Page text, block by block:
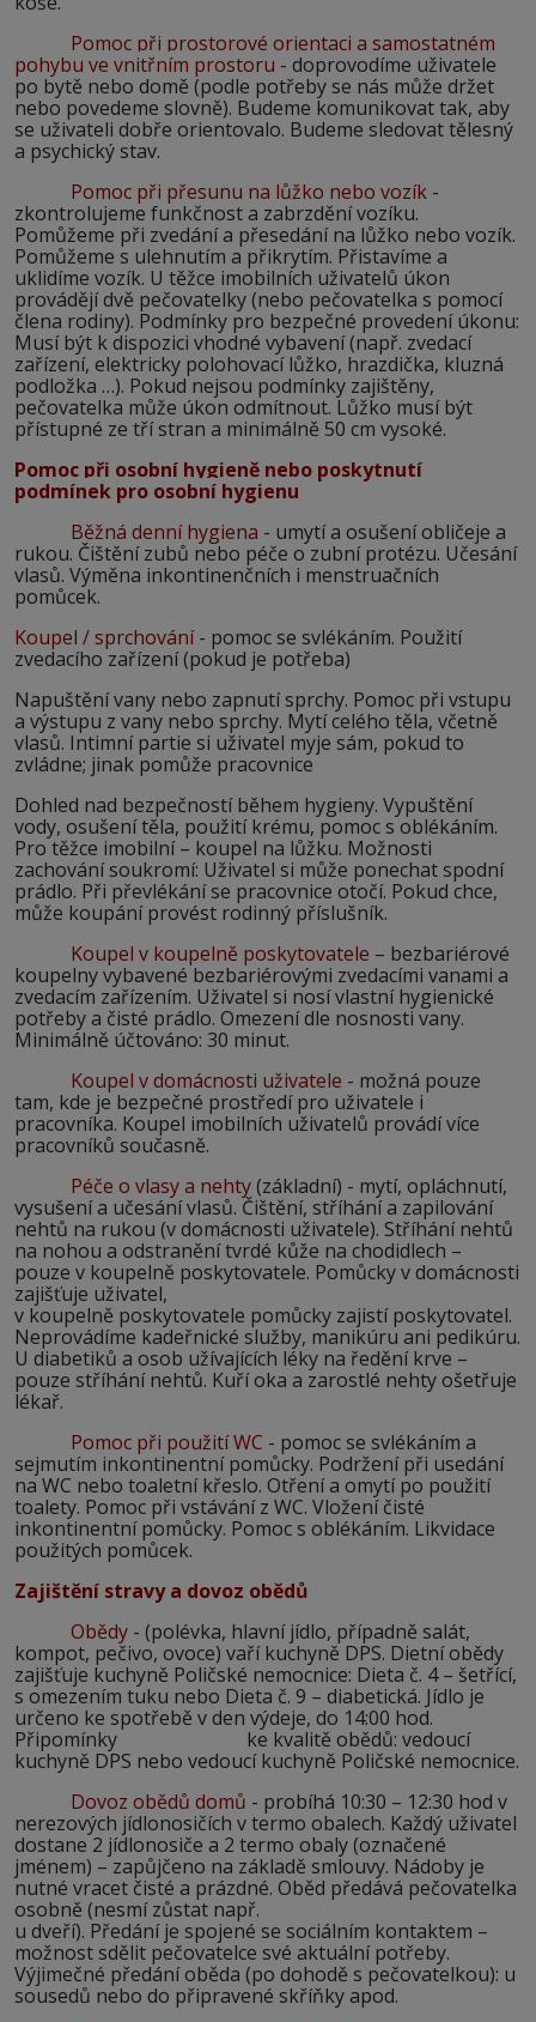
Pomoc při prostorové orientaci a samostatném
pohybu ve vnitřním prostoru - doprovodíme uživatele
po bytě nebo domě (podle potřeby se nás může držet
nebo povedeme slovně). Budeme komunikovat tak, aby
se uživateli dobře orientovalo. Budeme sledovat tělesný
a psychický stav.
Pomoc při přesunu na lůžko nebo vozík -
zkontrolujeme funkčnost a zabrzdění vozíku.
Pomůžeme při zvedání a přesedání na lůžko nebo vozík.
Pomůžeme s ulehnutím a přikrytím. Přistavíme a
uklidíme vozík. U těžce imobilních uživatelů úkon
provádějí dvě pečovatelky (nebo pečovatelka s pomocí
člena rodiny). Podmínky pro bezpečné provedení úkonu:
Musí být k dispozici vhodné vybavení (např. zvedací
zařízení, elektricky polohovací lůžko, hrazdička, kluzná
podložka …). Pokud nejsou podmínky zajištěny,
pečovatelka může úkon odmítnout. Lůžko musí být
přístupné ze tří stran a minimálně 50 cm vysoké.
Pomoc při osobní hygieně nebo poskytnutí
podmínek pro osobní hygienu
Běžná denní hygiena - umytí a osušení obličeje a
rukou. Čištění zubů nebo péče o zubní protézu. Učesání
vlasů. Výměna inkontinenčních i menstruačních
pomůcek.
Koupel / sprchování- pomoc se svlékáním. Použití
zvedacího zařízení (pokud je potřeba)
Napuštění vany nebo zapnutí sprchy. Pomoc při vstupu
a výstupu z vany nebo sprchy. Mytí celého těla, včetně
vlasů. Intimní partie si uživatel myje sám, pokud to
zvládne; jinak pomůže pracovnice
Dohled nad bezpečností během hygieny. Vypuštění
vody, osušení těla, použití krému, pomoc s oblékáním.
Pro těžce imobilní – koupel na lůžku. Možnosti
zachování soukromí: Uživatel si může ponechat spodní
prádlo. Při převlékání se pracovnice otočí. Pokud chce,
může koupání provést rodinný příslušník.
Koupel v koupelně poskytovatele – bezbariérové
koupelny vybavené bezbariérovými zvedacími vanami a
zvedacím zařízením. Uživatel si nosí vlastní hygienické
potřeby a čisté prádlo. Omezení dle nosnosti vany.
Minimálně účtováno: 30 minut.
Koupel v domácnosti uživatele - možná pouze
tam, kde je bezpečné prostředí pro uživatele i
pracovníka. Koupel imobilních uživatelů provádí více
pracovníků současně.
Péče o vlasy a nehty(základní) - mytí, opláchnutí,
vysušení a učesání vlasů. Čištění, stříhání a zapilování
nehtů na rukou (v domácnosti uživatele). Stříhání nehtů
na nohou a odstranění tvrdé kůže na chodidlech –
pouze v koupelně poskytovatele. Pomůcky v domácnosti
zajišťuje uživatel,
v koupelně poskytovatele pomůcky zajistí poskytovatel.
Neprovádíme kadeřnické služby, manikúru ani pedikúru.
U diabetiků a osob užívajících léky na ředění krve –
pouze stříhání nehtů. Kuří oka a zarostlé nehty ošetřuje
lékař.
Pomoc při použití WC - pomoc se svlékáním a
sejmutím inkontinentní pomůcky. Podržení při usedání
na WC nebo toaletní křeslo. Otření a omytí po použití
toalety. Pomoc při vstávání z WC. Vložení čisté
inkontinentní pomůcky. Pomoc s oblékáním. Likvidace
použitých pomůcek.
Zajištění stravy a dovoz obědů
Obědy - (polévka, hlavní jídlo, případně salát,
kompot, pečivo, ovoce) vaří kuchyně DPS. Dietní obědy
zajišťuje kuchyně Poličské nemocnice: Dieta č. 4 – šetřící,
s omezením tuku nebo Dieta č. 9 – diabetická. Jídlo je
určeno ke spotřebě v den výdeje, do 14:00 hod.
Připomínky ke kvalitě obědů: vedoucí
kuchyně DPS nebo vedoucí kuchyně Poličské nemocnice.
Dovoz obědů domů - probíhá 10:30 – 12:30 hod v
nerezových jídlonosičích v termo obalech. Každý uživatel
dostane 2 jídlonosiče a 2 termo obaly (označené
jménem) – zapůjčeno na základě smlouvy. Nádoby je
nutné vracet čisté a prázdné. Oběd předává pečovatelka
osobně (nesmí zůstat např.
u dveří). Předání je spojené se sociálním kontaktem –
možnost sdělit pečovatelce své aktuální potřeby.
Výjimečné předání oběda (po dohodě s pečovatelkou): u
sousedů nebo do připravené skříňky apod.